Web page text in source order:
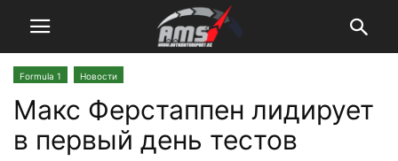
Formula 1 Новости
Макс Ферстаппен лидирует
в первый день тестов